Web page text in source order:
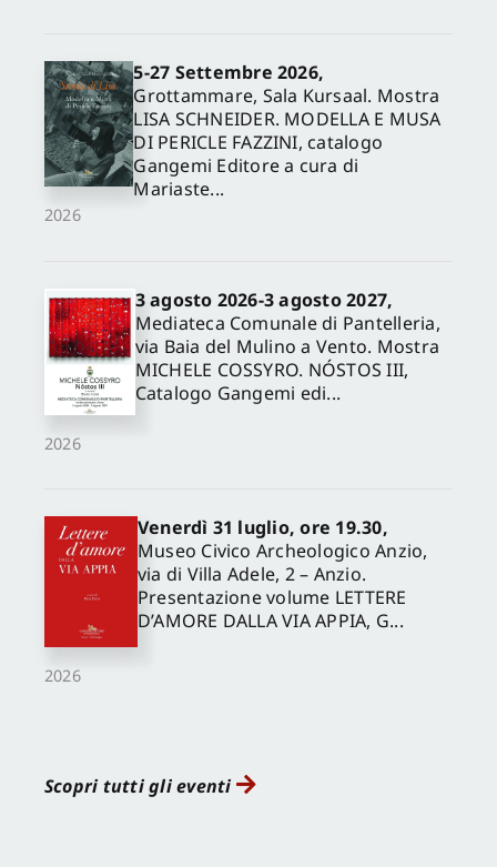
2026
5-27 Settembre 2026,
Grottammare, Sala Kursaal. Mostra
LISA SCHNEIDER. MODELLA E MUSA
DI PERICLE FAZZINI, catalogo
Gangemi Editore a cura di
Mariaste...
2026
3 agosto 2026-3 agosto 2027,
Mediateca Comunale di Pantelleria,
via Baia del Mulino a Vento. Mostra
MICHELE COSSYRO. NÓSTOS III,
Catalogo Gangemi edi...
2026
Venerdì 31 luglio, ore 19.30,
Museo Civico Archeologico Anzio,
via di Villa Adele, 2 – Anzio.
Presentazione volume LETTERE
D’AMORE DALLA VIA APPIA, G...
Scopri tutti gli eventi